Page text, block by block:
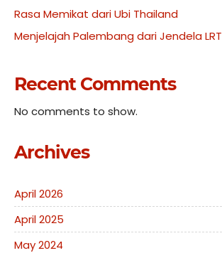
Rasa Memikat dari Ubi Thailand
Menjelajah Palembang dari Jendela LRT
Recent Comments
No comments to show.
Archives
April 2026
April 2025
May 2024